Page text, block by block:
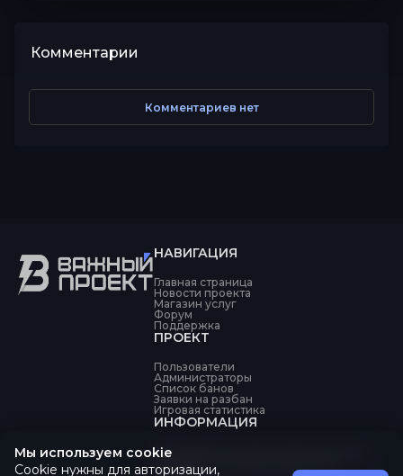
Комментарии
Комментариев нет
НАВИГАЦИЯ
Главная страница
Новости проекта
Магазин услуг
Форум
Поддержка
ПРОЕКТ
Пользователи
Администраторы
Список банов
Заявки на разбан
Игровая статистика
ИНФОРМАЦИЯ
Об обработке персональных данных
Оферта
Мы используем cookie
Cookie нужны для авторизации,